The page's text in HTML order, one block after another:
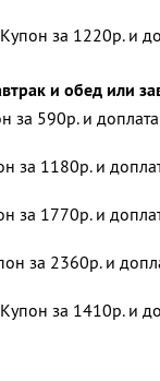
за 1220р. и
и обед или
за 590р. и
за 1180р. и
за 1770р. и
за 2360р. и
за 1410р. и